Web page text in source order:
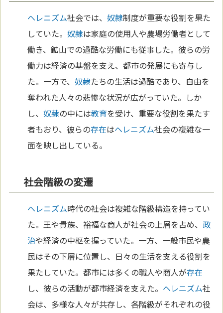
ヘレニズム社会では、奴隷制度が重要な役割を果た
していた。奴隷は家庭の使用人や農場労働者として
働き、鉱山での過酷な労働にも従事した。彼らの労
働力は経済の基盤を支え、都市の発展にも寄与し
た。一方で、奴隷たちの生活は過酷であり、自由を
奪われた人々の悲惨な状況が広がっていた。しか
し、奴隷の中には教育を受け、重要な役割を果たす
者もおり、彼らの存在はヘレニズム社会の複雑な一
面を映し出している。
社会階級の変遷
ヘレニズム時代の社会は複雑な階級構造を持ってい
た。王や貴族、裕福な商人が社会の上層を占め、 政
治や経済の中枢を握っていた。一方、一般市民や農
民はその下層に位置し、日々の生活を支える役割を
果たしていた。都市には多くの職人や商人が存在
し、彼らの活動が都市経済を支えた。 ヘレニズム社
会は、多様な人々が共存し、各階級がそれぞれの役